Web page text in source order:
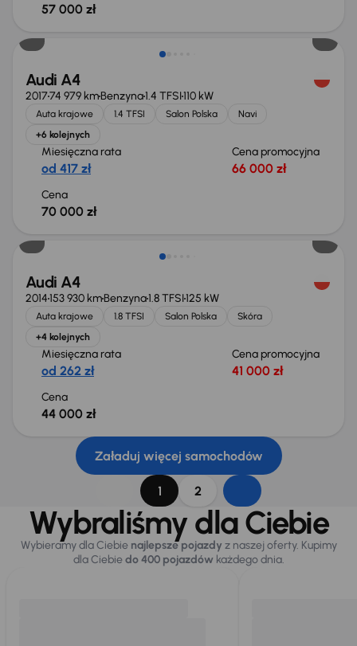
57 000 zł
Audi A4
201774 979 kmBenzyna1.4 TFSI110 kW
Auta krajowe 1.4 TFSI Salon Polska
Navi
+6 kolejnych
Miesięczna rata
od 417 zł
Cena promocyjna
66 000 zł
Cena
70 000 zł
Audi A4
2014153 930 kmBenzyna1.8 TFSI125 kW
Auta krajowe 1.8 TFSI Salon Polska
Skóra
+4 kolejnych
Miesięczna rata
od 262 zł
Cena promocyjna
41 000 zł
Cena
44 000 zł
Załaduj więcej samochodów
1 2
Wybraliśmy dla Ciebie
Wybieramy dla Ciebie najlepsze pojazdy z naszej oferty. Kupimy
dla Ciebiedo 400 pojazdówkażdego dnia.